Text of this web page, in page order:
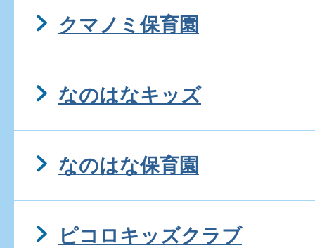
クマノミ保育園
なのはなキッズ
なのはな保育園
ピコロキッズクラブ